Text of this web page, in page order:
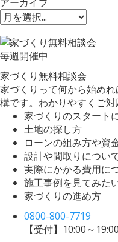
毎週開催中
家づくり無料相談会
家づくりって何から始め
構です。わかりやすくご対
家づくりのスタート
土地の探し方
ローンの組み方や資
設計や間取りについ
実際にかかる費用に
施工事例を見てみた
家づくりの進め方
0800-800-7719
【受付】10:00～19:00